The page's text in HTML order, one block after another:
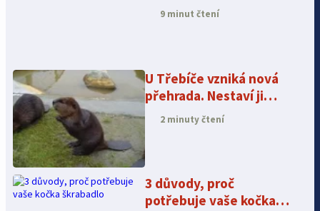
9 minut čtení
U Třebíče vzniká nová
přehrada. Nestaví ji
ovšem lidé, ale bobři
2 minuty čtení
3 důvody, proč
potřebuje vaše kočka